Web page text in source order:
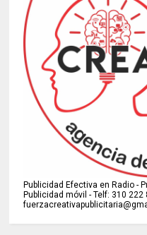
Publicidad Efectiva en Radio -
Publicidad móvil - Telf: 310 222